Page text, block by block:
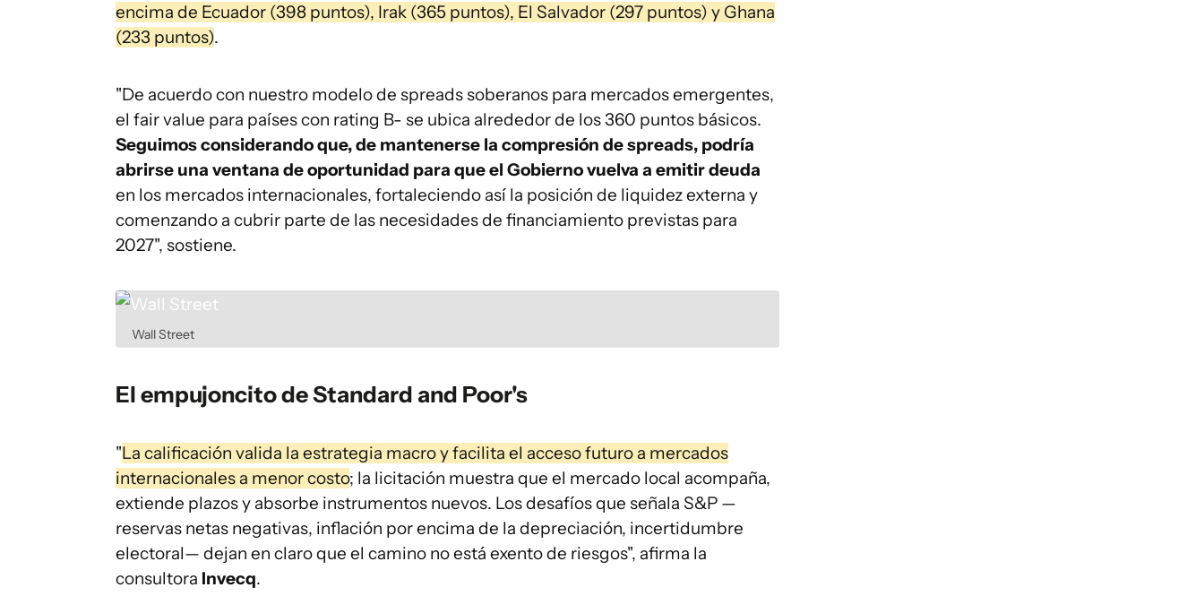
encima de Ecuador (398 puntos), Irak (365 puntos), El Salvador (297 puntos) y Ghana
(233 puntos).
"De acuerdo con nuestro modelo de spreads soberanos para mercados emergentes,
el fair value para países con rating B- se ubica alrededor de los 360 puntos básicos.
Seguimos considerando que, de mantenerse la compresión de spreads, podría
abrirse una ventana de oportunidad para que el Gobierno vuelva a emitir deuda
en los mercados internacionales, fortaleciendo así la posición de liquidez externa y
comenzando a cubrir parte de las necesidades de financiamiento previstas para
2027", sostiene.
Wall Street
El empujoncito de Standard and Poor's
"La calificación valida la estrategia macro y facilita el acceso futuro a mercados
internacionales a menor costo; la licitación muestra que el mercado local acompaña,
extiende plazos y absorbe instrumentos nuevos. Los desafíos que señala S&P —
reservas netas negativas, inflación por encima de la depreciación, incertidumbre
electoral— dejan en claro que el camino no está exento de riesgos", afirma la
consultora Invecq.